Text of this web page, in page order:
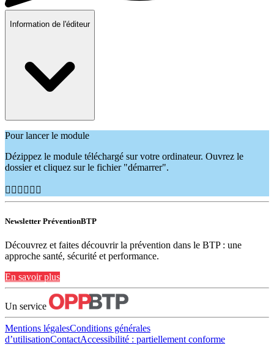
Information de l'éditeur
Pour lancer le module
Dézippez le module téléchargé sur votre ordinateur. Ouvrez le
dossier et cliquez sur le fichier "démarrer".
👷🏽‍♂️👷🏿‍♀️
Newsletter PréventionBTP
Découvrez et faites découvrir la prévention dans le BTP : une
approche santé, sécurité et performance.
En savoir plus
Un service
Mentions légalesConditions générales
d’utilisationContactAccessibilité : partiellement conforme